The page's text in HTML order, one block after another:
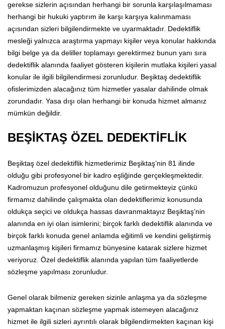
gerekse sizlerin açısından herhangi bir sorunla karşılaşılmaması
herhangi bir hukuki yaptırım ile karşı karşıya kalınmaması
açısından sizleri bilgilendirmekte ve uyarmaktadır. Dedektiflik
mesleği yalnızca araştırma yapmayı kişiler veya konular hakkında
bilgi belge ya da deliller toplamayı gerektirmez bunun yanı sıra
dedektiflik alanında faaliyet gösteren kişilerin mutlaka kişileri yasal
konular ile ilgili bilgilendirmesi zorunludur. Beşiktaş dedektiflik
ofislerimizden alacağınız tüm hizmetler yasalar dahilinde olmak
zorundadır. Yasa dışı olan herhangi bir konuda hizmet almanız
mümkün değildir.
BEŞİKTAŞ ÖZEL DEDEKTİFLİK
Beşiktaş özel dedektiflik hizmetlerimiz Beşiktaş’nin 81 ilinde
olduğu gibi profesyonel bir kadro eşliğinde gerçekleşmektedir.
Kadromuzun profesyonel olduğunu dile getirmekteyiz çünkü
firmamız dahilinde çalışmakta olan dedektiflerimiz konusunda
oldukça seçici ve oldukça hassas davranmaktayız Beşiktaş’nin
alanında en iyi olan isimlerini; birçok farklı dedektiflik alanında ve
birçok farklı konuda genel anlamda eğitimli ve kendini geliştirmiş
uzmanlaşmış kişileri firmamız bünyesine katarak sizlere hizmet
veriyoruz. Özel dedektiflik alanında yapılan tüm faaliyetlerde
sözleşme yapılması zorunludur.
Genel olarak bilmeniz gereken sizinle anlaşma ya da sözleşme
yapmaktan kaçınan sözleşme yapmak istemeyen alacağınız
hizmet ile ilgili sizleri ayrıntılı olarak bilgilendirmekten kaçınan kişi